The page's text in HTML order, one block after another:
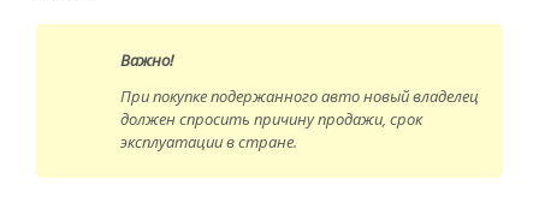
Важно!
При покупке подержанного авто новый владелец
должен спросить причину продажи, срок
эксплуатации в стране.